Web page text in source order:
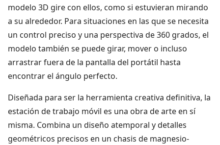
modelo 3D gire con ellos, como si estuvieran mirando
a su alrededor. Para situaciones en las que se necesita
un control preciso y una perspectiva de 360 grados, el
modelo también se puede girar, mover o incluso
arrastrar fuera de la pantalla del portátil hasta
encontrar el ángulo perfecto.
Diseñada para ser la herramienta creativa definitiva, la
estación de trabajo móvil es una obra de arte en sí
misma. Combina un diseño atemporal y detalles
geométricos precisos en un chasis de magnesio-